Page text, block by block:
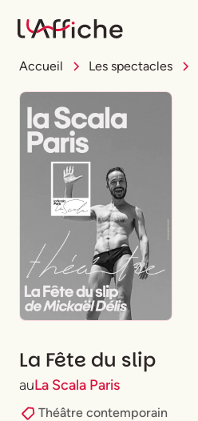
Accueil Les spectacles
La Fête du slip
auLa Scala Paris
Théâtre contemporain